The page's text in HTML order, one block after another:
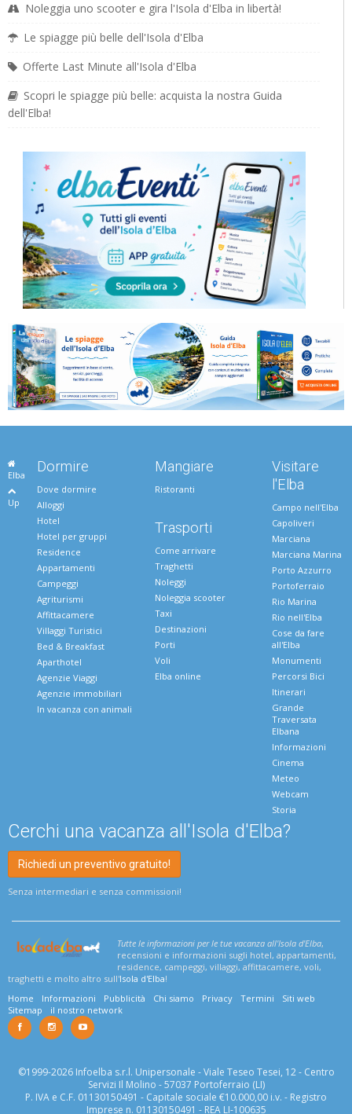
Noleggia uno scooter e gira l'Isola d'Elba in libertà!
Le spiagge più belle dell'Isola d'Elba
Offerte Last Minute all'Isola d'Elba
Scopri le spiagge più belle: acquista la nostra Guida
dell'Elba!
Elba
Up
Dormire
Dove dormire
Alloggi
Hotel
Hotel per gruppi
Residence
Appartamenti
Campeggi
Agriturismi
Affittacamere
Villaggi Turistici
Bed & Breakfast
Aparthotel
Agenzie Viaggi
Agenzie immobiliari
In vacanza con animali
Mangiare
Ristoranti
Trasporti
Come arrivare
Traghetti
Noleggi
Noleggia scooter
Taxi
Destinazioni
Porti
Voli
Elba online
Visitare
l'Elba
Campo nell'Elba
Capoliveri
Marciana
Marciana Marina
Porto Azzurro
Portoferraio
Rio Marina
Rio nell'Elba
Cose da fare
all'Elba
Monumenti
Percorsi Bici
Itinerari
Grande
Traversata
Elbana
Informazioni
Cinema
Meteo
Webcam
Storia
Cerchi una vacanza all'Isola d'Elba?
Richiedi un preventivo gratuito!
Senza intermediari e senza commissioni!
Tutte le informazioni per le tue vacanza all'Isola d'Elba,
recensioni e informazioni sugli hotel, appartamenti,
residence, campeggi, villaggi, affittacamere, voli,
traghetti e molto altro sull'Isola d'Elba!
Home
Informazioni Pubblicità Chi siamo Privacy Termini
Siti web
Sitemap
il nostro network
©1999-2026 Infoelba s.r.l. Unipersonale - Viale Teseo Tesei, 12 - Centro
Servizi Il Molino - 57037 Portoferraio (LI)
P. IVA e C.F. 01130150491 - Capitale sociale €10.000,00 i.v. - Registro
Imprese n. 01130150491 - REA LI-100635